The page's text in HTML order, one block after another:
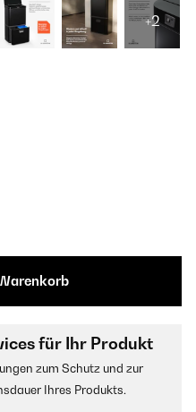
+2
für Ihr Produkt
zum Schutz und zur
Ihres Produkts.